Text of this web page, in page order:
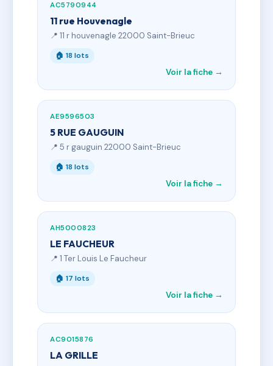
AC5790944
11 rue Houvenagle
📍 11 r houvenagle 22000 Saint-Brieuc
🏠 18 lots
Voir la fiche →
AE9596503
5 RUE GAUGUIN
📍 5 r gauguin 22000 Saint-Brieuc
🏠 18 lots
Voir la fiche →
AH5000823
LE FAUCHEUR
📍 1 Ter Louis Le Faucheur
🏠 17 lots
Voir la fiche →
AC9015876
LA GRILLE